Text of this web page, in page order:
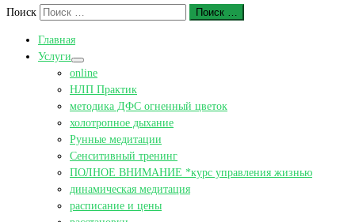
Поиск Поиск …
Главная
Услуги
online
НЛП Практик
методика ДФС огненный цветок
холотропное дыхание
Рунные медитации
Сенситивный тренинг
ПОЛНОЕ ВНИМАНИЕ *курс управления жизнью
динамическая медитация
расписание и цены